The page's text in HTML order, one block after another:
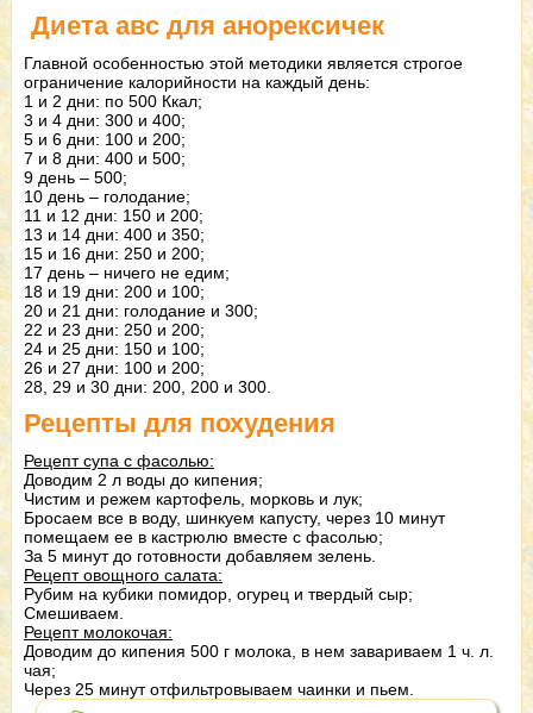
Диета авс для анорексичек
Главной особенностью этой методики является строгое
ограничение калорийности на каждый день:
1 и 2 дни: по 500 Ккал;
3 и 4 дни: 300 и 400;
5 и 6 дни: 100 и 200;
7 и 8 дни: 400 и 500;
9 день – 500;
10 день – голодание;
11 и 12 дни: 150 и 200;
13 и 14 дни: 400 и 350;
15 и 16 дни: 250 и 200;
17 день – ничего не едим;
18 и 19 дни: 200 и 100;
20 и 21 дни: голодание и 300;
22 и 23 дни: 250 и 200;
24 и 25 дни: 150 и 100;
26 и 27 дни: 100 и 200;
28, 29 и 30 дни: 200, 200 и 300.
Рецепты для похудения
Рецепт супа с фасолью:
Доводим 2 л воды до кипения;
Чистим и режем картофель, морковь и лук;
Бросаем все в воду, шинкуем капусту, через 10 минут
помещаем ее в кастрюлю вместе с фасолью;
За 5 минут до готовности добавляем зелень.
Рецепт овощного салата:
Рубим на кубики помидор, огурец и твердый сыр;
Смешиваем.
Рецепт молокочая:
Доводим до кипения 500 г молока, в нем завариваем 1 ч. л.
чая;
Через 25 минут отфильтровываем чаинки и пьем.